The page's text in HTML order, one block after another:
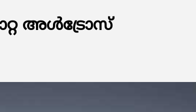
അൾട്രോസ്